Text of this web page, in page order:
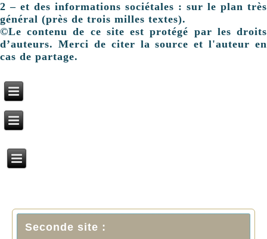
2 – et des informations sociétales : sur le plan très
général (près de trois milles textes).
©Le contenu de ce site est protégé par les droits
d’auteurs. Merci de citer la source et l'auteur en
cas de partage.
Seconde site :